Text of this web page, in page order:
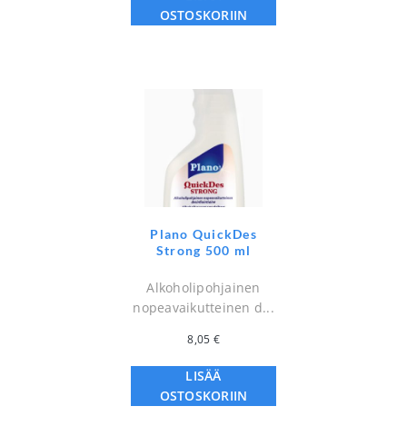
OSTOSKORIIN
Plano QuickDes
Strong 500 ml
Alkoholipohjainen
nopeavaikutteinen d...
8,05 €
LISÄÄ
OSTOSKORIIN